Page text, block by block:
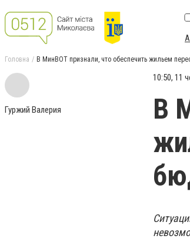
Головна В МинВОТ признали, что обеспечить жильем
Гуржий Валерия
10:50, 11
В